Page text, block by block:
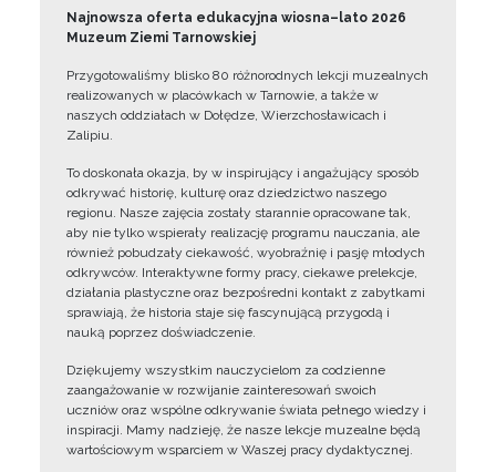
Najnowsza oferta edukacyjna wiosna–lato 2026
Muzeum Ziemi Tarnowskiej
Przygotowaliśmy blisko 80 różnorodnych lekcji muzealnych
realizowanych w placówkach w Tarnowie, a także w
naszych oddziałach w Dołędze, Wierzchosławicach i
Zalipiu.
To doskonała okazja, by w inspirujący i angażujący sposób
odkrywać historię, kulturę oraz dziedzictwo naszego
regionu. Nasze zajęcia zostały starannie opracowane tak,
aby nie tylko wspierały realizację programu nauczania, ale
również pobudzały ciekawość, wyobraźnię i pasję młodych
odkrywców. Interaktywne formy pracy, ciekawe prelekcje,
działania plastyczne oraz bezpośredni kontakt z zabytkami
sprawiają, że historia staje się fascynującą przygodą i
nauką poprzez doświadczenie.
Dziękujemy wszystkim nauczycielom za codzienne
zaangażowanie w rozwijanie zainteresowań swoich
uczniów oraz wspólne odkrywanie świata pełnego wiedzy i
inspiracji. Mamy nadzieję, że nasze lekcje muzealne będą
wartościowym wsparciem w Waszej pracy dydaktycznej.